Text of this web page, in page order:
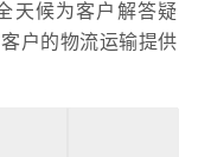
天候为客户解答疑
户的物流运输提供